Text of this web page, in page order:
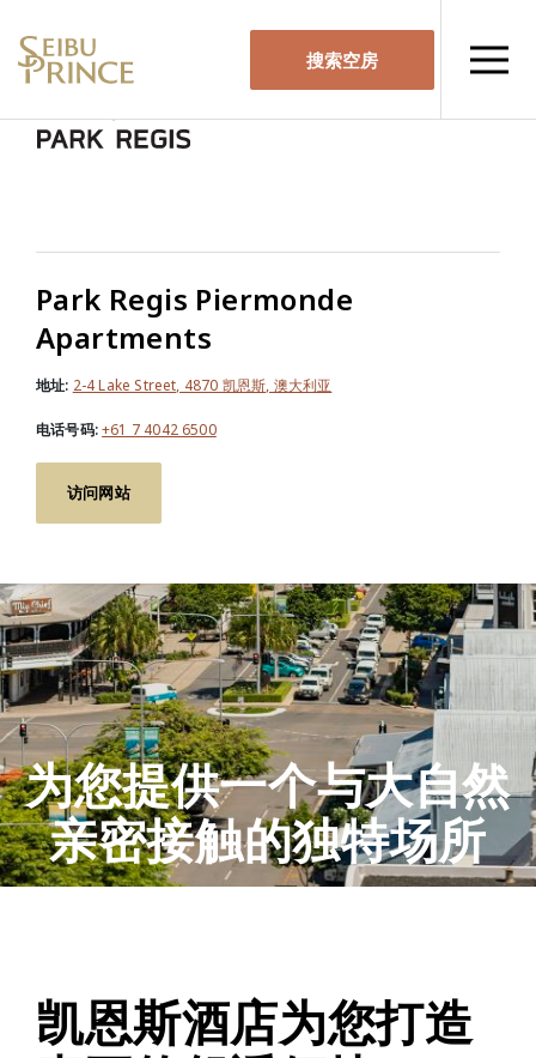
搜索空房
Park Regis Piermonde
Apartments
地址: 2-4 Lake Street, 4870 凯恩斯, 澳大利亚
电话号码:+61 7 4042 6500
访问网站
为您提供一个与大自然
亲密接触的独特场所
凯恩斯酒店为您打造